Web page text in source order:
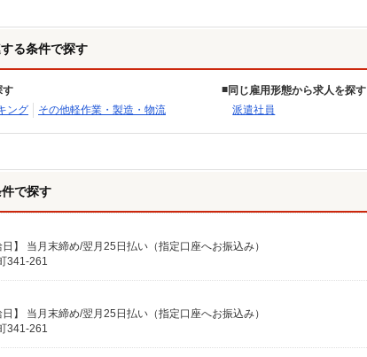
る条件で探す
す
ング
その他軽作業・製造・物流
同じ雇用形態から求人を探す
派遣社員
で探す
】 当月末締め/翌月25日払い（指定口座へお振込み）
341-261
】 当月末締め/翌月25日払い（指定口座へお振込み）
341-261